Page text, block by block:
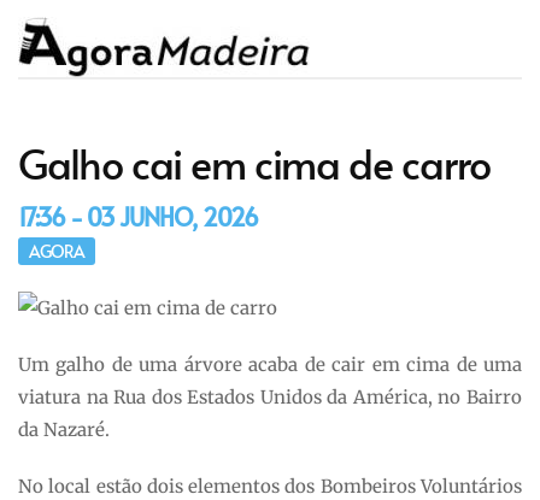
Galho cai em cima de carro
17:36 - 03 JUNHO, 2026
AGORA
Um galho de uma árvore acaba de cair em cima de uma
viatura na Rua dos Estados Unidos da América, no Bairro
da Nazaré.
No local estão dois elementos dos Bombeiros Voluntários